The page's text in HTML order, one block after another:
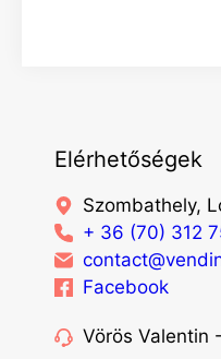
Elérhetőségek
Szombathely,
+ 36 (70) 312
Facebook
Vörös Valentin